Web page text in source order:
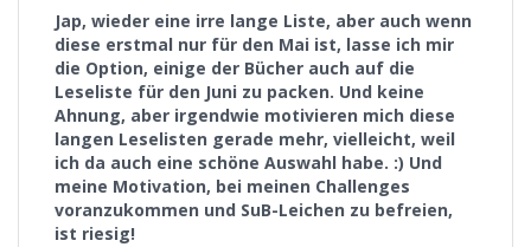
Jap, wieder eine irre lange Liste, aber auch wenn
diese erstmal nur für den Mai ist, lasse ich mir
die Option, einige der Bücher auch auf die
Leseliste für den Juni zu packen. Und keine
Ahnung, aber irgendwie motivieren mich diese
langen Leselisten gerade mehr, vielleicht, weil
ich da auch eine schöne Auswahl habe. :) Und
meine Motivation, bei meinen Challenges
voranzukommen und SuB-Leichen zu befreien,
ist riesig!